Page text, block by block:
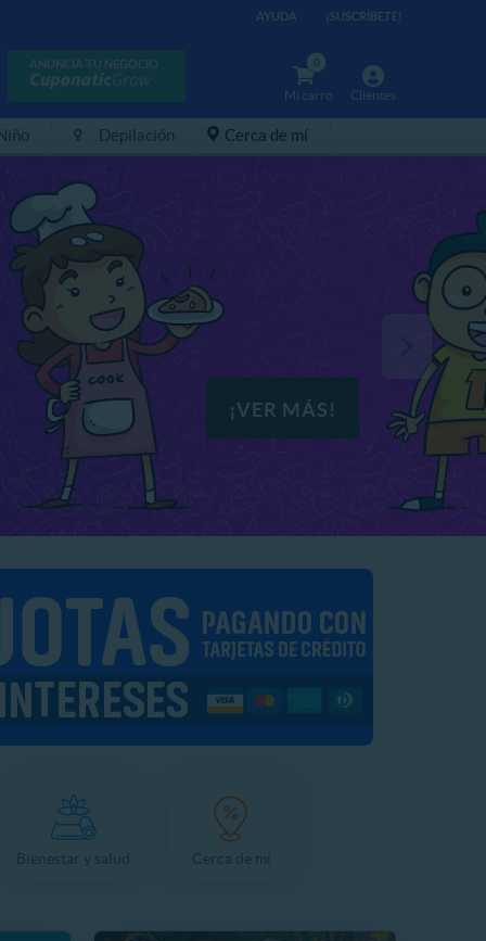
AYUDA ¡SUSCRÍBETE!
ANUNCIA TU NEGOCIO
Clientes
0
Mi carro
Depilación Cerca de mí
¡VER MÁS!